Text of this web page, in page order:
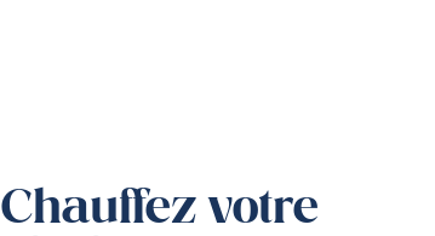
Chauffez votre